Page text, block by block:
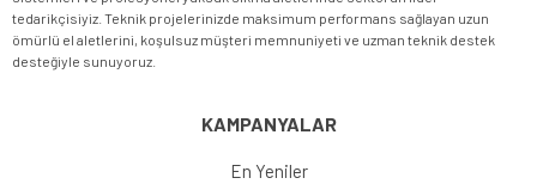
tedarikçisiyiz. Teknik projelerinizde maksimum performans sağlayan uzun
ömürlü el aletlerini, koşulsuz müşteri memnuniyeti ve uzman teknik destek
desteğiyle sunuyoruz.
KAMPANYALAR
En Yeniler